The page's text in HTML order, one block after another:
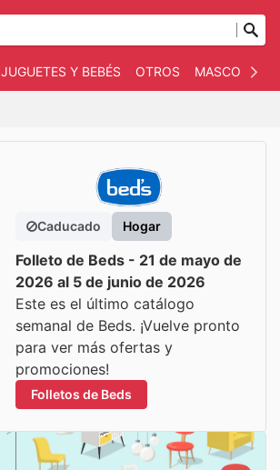
JUGUETES Y BEBÉS OTROS MASCOTAS
Caducado Hogar
Folleto de Beds - 21 de mayo de
2026 al 5 de junio de 2026
Este es el último catálogo
semanal de Beds. ¡Vuelve pronto
para ver más ofertas y
promociones!
Folletos de Beds